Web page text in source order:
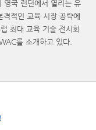
국 런던에서 열리는 유
적인 교육 시장 공략에
최대 교육 기술 전시회
를 소개하고 있다.